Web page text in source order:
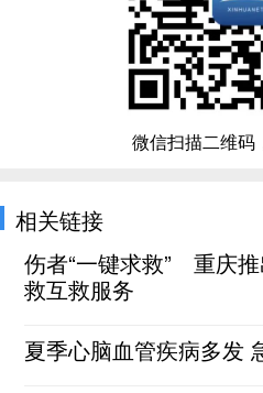
微信扫描二维码
相关链接
伤者“一键求救” 重庆
救互救服务
夏季心脑血管疾病多发